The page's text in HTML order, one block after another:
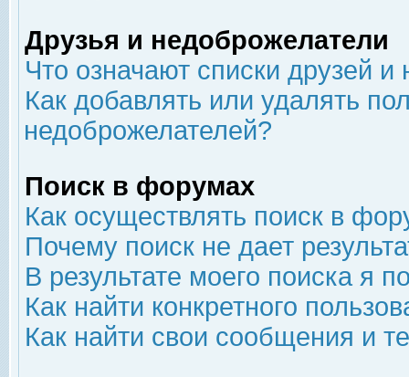
Друзья и недоброжелатели
Что означают списки друзей
Как добавлять или удалять
недоброжелателей?
Поиск в форумах
Как осуществлять поиск в
Почему поиск не дает
В результате моего поиска я
Как найти конкретного
Как найти свои сообщения и